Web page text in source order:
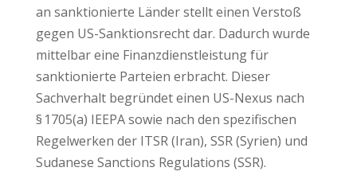
an sanktionierte Länder stellt einen Verstoß
gegen US-Sanktionsrecht dar. Dadurch wurde
mittelbar eine Finanzdienstleistung für
sanktionierte Parteien erbracht. Dieser
Sachverhalt begründet einen US-Nexus nach
§ 1705(a) IEEPA sowie nach den spezifischen
Regelwerken der ITSR (Iran), SSR (Syrien) und
Sudanese Sanctions Regulations (SSR).